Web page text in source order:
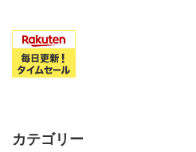
カテゴリー